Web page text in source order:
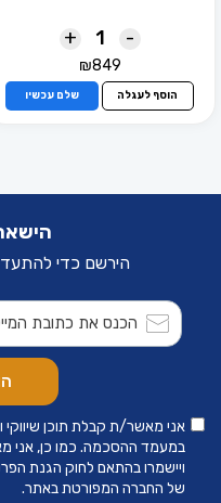
-
+
₪849
הוסף לעגלה שלם עכשיו
הירשם כדי
אני מאשר/ת קבלת תוכן
במעמד ההסכמה. כמו כן, אני
ויישמרו בהתאם לחוק הגנת
של החברה המפורטת באתר.